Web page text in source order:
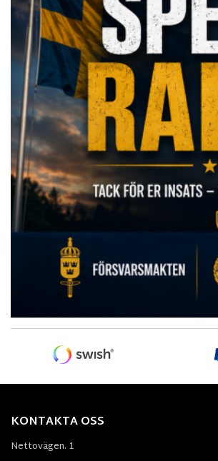
KONTAKTA OSS
Nettovägen. 1